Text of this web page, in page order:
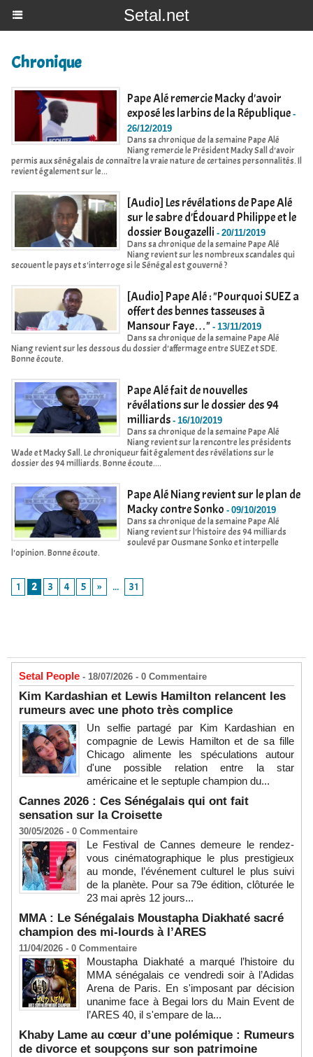
Setal.net
Chronique
Pape Alé remercie Macky d'avoir
exposé les larbins de la République -
26/12/2019
Dans sa chronique de la semaine Pape Alé
Niang remercie le Président Macky Sall d'avoir
permis aux sénégalais de connaître la vraie nature de certaines personnalités. Il
revient également sur le...
[Audio] Les révélations de Pape Alé
sur le sabre d'Édouard Philippe et le
dossier Bougazelli - 20/11/2019
Dans sa chronique de la semaine Pape Alé
Niang revient sur les nombreux scandales qui
secouent le pays et s'interroge si le Sénégal est gouverné ?
[Audio] Pape Alé : "Pourquoi SUEZ a
offert des bennes tasseuses à
Mansour Faye…" - 13/11/2019
Dans sa chronique de la semaine Pape Alé
Niang revient sur les dessous du dossier d'affermage entre SUEZ et SDE.
Bonne écoute.
Pape Alé fait de nouvelles
révélations sur le dossier des 94
milliards - 16/10/2019
Dans sa chronique de la semaine Pape Alé
Niang revient sur la rencontre les présidents
Wade et Macky Sall. Le chroniqueur fait également des révélations sur le
dossier des 94 milliards. Bonne écoute....
Pape Alé Niang revient sur le plan de
Macky contre Sonko - 09/10/2019
Dans sa chronique de la semaine Pape Alé
Niang revient sur l'histoire des 94 milliards
soulevé par Ousmane Sonko et interpelle
l'opinion. Bonne écoute.
1 2 3 4 5 » ... 31
Setal People - 18/07/2026 - 0 Commentaire
Kim Kardashian et Lewis Hamilton relancent les
rumeurs avec une photo très complice
Un selfie partagé par Kim Kardashian en
compagnie de Lewis Hamilton et de sa fille
Chicago alimente les spéculations autour
d'une possible relation entre la star
américaine et le septuple champion du...
Cannes 2026 : Ces Sénégalais qui ont fait
sensation sur la Croisette
30/05/2026 - 0 Commentaire
Le Festival de Cannes demeure le rendez-
vous cinématographique le plus prestigieux
au monde, l’événement culturel le plus suivi
de la planète. Pour sa 79e édition, clôturée le
23 mai après 12 jours...
MMA : Le Sénégalais Moustapha Diakhaté sacré
champion des mi-lourds à l’ARES
11/04/2026 - 0 Commentaire
Moustapha Diakhaté a marqué l’histoire du
MMA sénégalais ce vendredi soir à l’Adidas
Arena de Paris. En s'imposant par décision
unanime face à Begai lors du Main Event de
l’ARES 40, il s'empare de la...
Khaby Lame au cœur d’une polémique : Rumeurs
de divorce et soupçons sur son patrimoine